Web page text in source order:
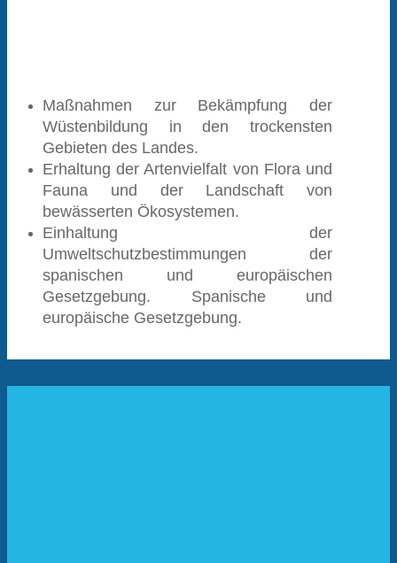
Maßnahmen zur Bekämpfung der
Wüstenbildung in den trockensten
Gebieten des Landes.
Erhaltung der Artenvielfalt von Flora und
Fauna und der Landschaft von
bewässerten Ökosystemen.
Einhaltung der
Umweltschutzbestimmungen der
spanischen und europäischen
Gesetzgebung.
Spanische und
europäische Gesetzgebung.